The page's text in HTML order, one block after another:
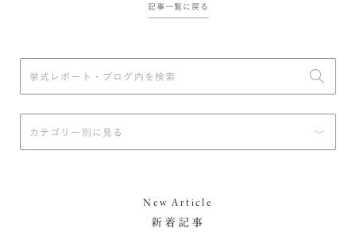
記事一覧に戻る
New Article
新着記事